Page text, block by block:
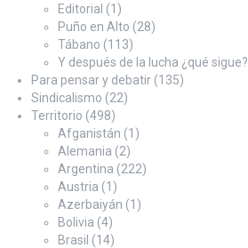
Editorial (1)
Puño en Alto (28)
Tábano (113)
Y después de la lucha ¿qué sigue?
Para pensar y debatir (135)
Sindicalismo (22)
Territorio (498)
Afganistán (1)
Alemania (2)
Argentina (222)
Austria (1)
Azerbaiyán (1)
Bolivia (4)
Brasil (14)